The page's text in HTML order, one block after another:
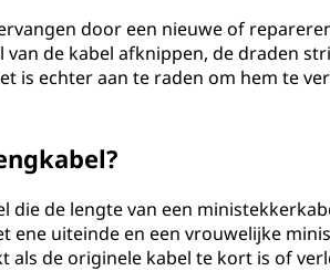
door een nieuwe of
de kabel afknippen, de draden
is echter aan te raden om hem te
die de lengte van een
ene uiteinde en een vrouwelijke
als de originele kabel te kort is of